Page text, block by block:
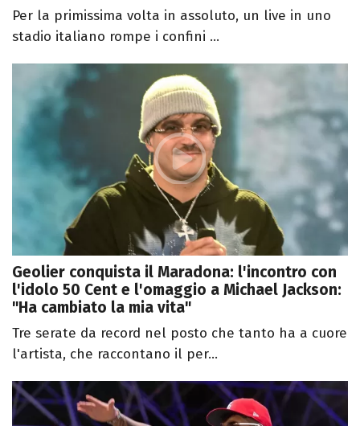
Per la primissima volta in assoluto, un live in uno
stadio italiano rompe i confini ...
Geolier conquista il Maradona: l'incontro con
l'idolo 50 Cent e l'omaggio a Michael Jackson:
"Ha cambiato la mia vita"
Tre serate da record nel posto che tanto ha a cuore
l'artista, che raccontano il per...